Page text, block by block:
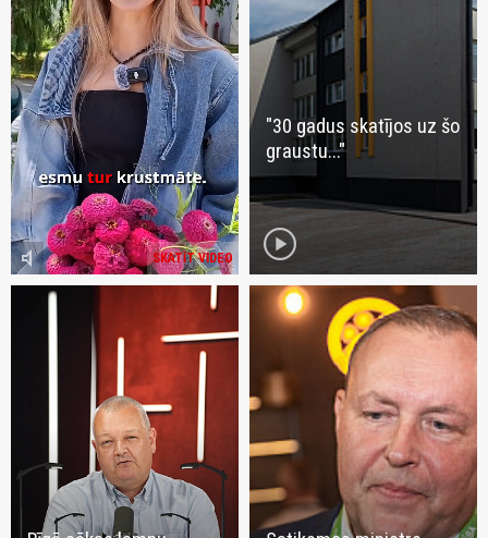
SKATĪT VIDEO
volume_mute
"30 gadus skatījos uz šo
graustu..."
play_circle